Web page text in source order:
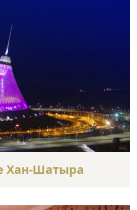
Хан-Шатыра